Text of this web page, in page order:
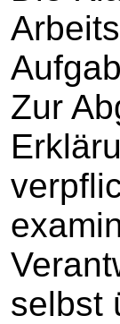
Zur
selbst